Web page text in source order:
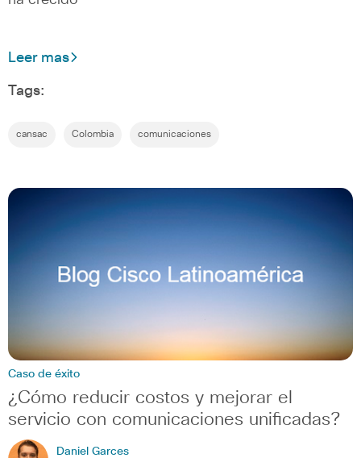
Leer mas
Tags:
cansac Colombia comunicaciones
Caso de éxito
¿Cómo reducir costos y mejorar el
servicio con comunicaciones unificadas?
Daniel Garces